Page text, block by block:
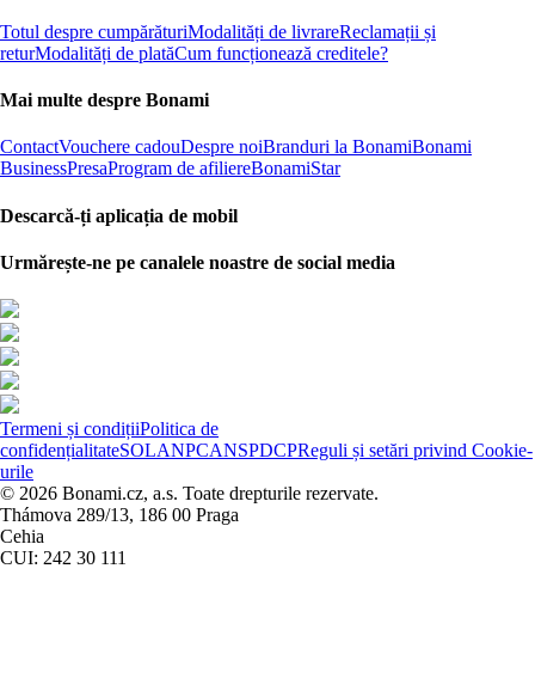
Totul despre cumpărăturiModalități de livrareReclamații și
returModalități de platăCum funcționează creditele?
Mai multe despre Bonami
ContactVouchere cadouDespre noiBranduri la BonamiBonami
BusinessPresaProgram de afiliereBonamiStar
Descarcă-ți aplicația de mobil
Urmărește-ne pe canalele noastre de social media
Termeni și condițiiPolitica de
confidențialitateSOLANPCANSPDCPReguli și setări privind Cookie-
urile
© 2026 Bonami.cz, a.s. Toate drepturile rezervate.
Thámova 289/13, 186 00 Praga
Cehia
CUI: 242 30 111